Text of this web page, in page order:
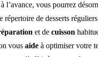
à l’avance, vous pourrez
répertoire de desserts
et de cuisson
vous aide à optimiser votre